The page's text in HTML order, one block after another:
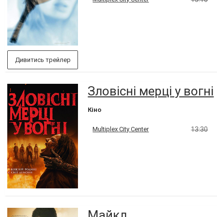
Дивитись трейлер
Зловісні мерці у вогні
Кіно
Multiplex City Center 13:30